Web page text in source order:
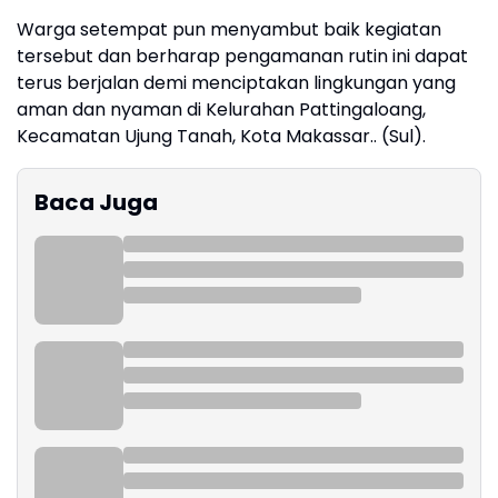
Warga setempat pun menyambut baik kegiatan
tersebut dan berharap pengamanan rutin ini dapat
terus berjalan demi menciptakan lingkungan yang
aman dan nyaman di Kelurahan Pattingaloang,
Kecamatan Ujung Tanah, Kota Makassar.. (Sul).
Baca Juga